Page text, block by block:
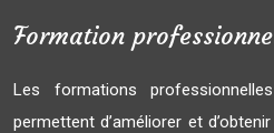
Formation
Les formations
permettent d’améliorer et